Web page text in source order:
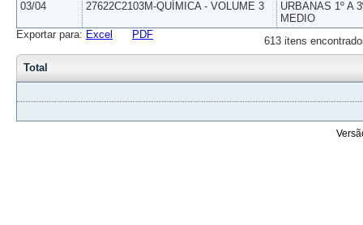
03/04 27622C2103M-QUÍMICA - VOLUME 3
URBANAS 1º A
MEDIO
613 itens
Exportar para: Excel PDF
Total